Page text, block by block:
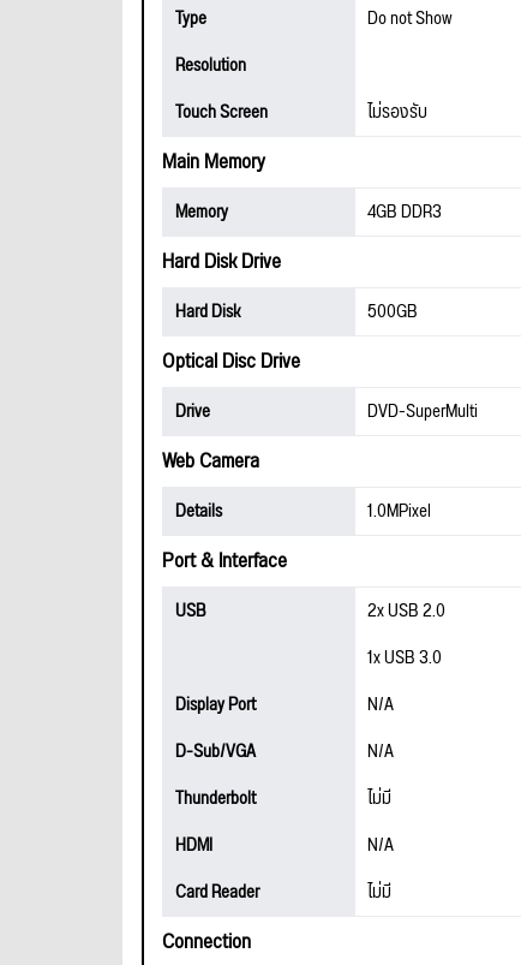
Type
Do not Show
Resolution
Touch Screen
ไม่รองรับ
Main Memory
Memory 4GB DDR3
Hard Disk Drive
Hard Disk 500GB
Optical Disc Drive
Drive DVD-SuperMulti
Web Camera
Details 1.0MPixel
Port & Interface
USB
2x USB 2.0
1x USB 3.0
Display Port
N/A
D-Sub/VGA
N/A
Thunderbolt
ไม่มี
HDMI
N/A
Card Reader
ไม่มี
Connection